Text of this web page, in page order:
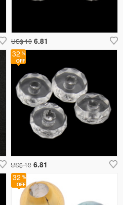
US$ 10 6.81
32
US$ 10 6.81
32